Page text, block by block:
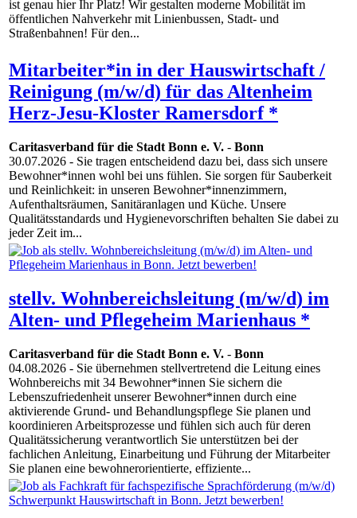
ist genau hier Ihr Platz! Wir gestalten moderne Mobilität im
öffentlichen Nahverkehr mit Linienbussen, Stadt- und
Straßenbahnen! Für den...
Mitarbeiter*in in der Hauswirtschaft /
Reinigung (m/w/d) für das Altenheim
Herz-Jesu-Kloster Ramersdorf *
Caritasverband für die Stadt Bonn e. V. - Bonn
30.07.2026 - Sie tragen entscheidend dazu bei, dass sich unsere
Bewohner*innen wohl bei uns fühlen. Sie sorgen für Sauberkeit
und Reinlichkeit: in unseren Bewohner*innenzimmern,
Aufenthaltsräumen, Sanitäranlagen und Küche. Unsere
Qualitätsstandards und Hygienevorschriften behalten Sie dabei zu
jeder Zeit im...
stellv. Wohnbereichsleitung (m/w/d) im
Alten- und Pflegeheim Marienhaus *
Caritasverband für die Stadt Bonn e. V. - Bonn
04.08.2026 - Sie übernehmen stellvertretend die Leitung eines
Wohnbereichs mit 34 Bewohner*innen Sie sichern die
Lebenszufriedenheit unserer Bewohner*innen durch eine
aktivierende Grund- und Behandlungspflege Sie planen und
koordinieren Arbeitsprozesse und fühlen sich auch für deren
Qualitätssicherung verantwortlich Sie unterstützen bei der
fachlichen Anleitung, Einarbeitung und Führung der Mitarbeiter
Sie planen eine bewohnerorientierte, effiziente...